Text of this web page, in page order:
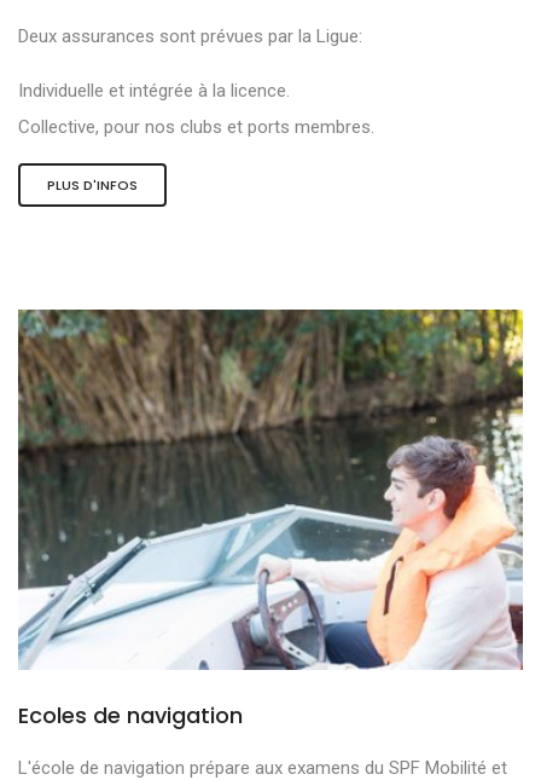
Deux assurances sont prévues par la Ligue:
Individuelle et intégrée à la licence.
Collective, pour nos clubs et ports membres.
PLUS D'INFOS
Ecoles de navigation
L'école de navigation prépare aux examens du SPF Mobilité et